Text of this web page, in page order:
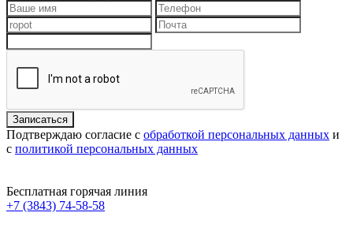
Подтверждаю согласие с обработкой персональных данных и
с политикой персональных данных
Бесплатная горячая линия
+7 (3843) 74-58-58